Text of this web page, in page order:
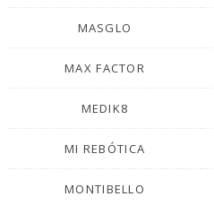
MASGLO
MAX FACTOR
MEDIK8
MI REBÓTICA
MONTIBELLO